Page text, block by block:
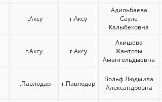
г.Аксу г.Аксу
Адильбаева
Сауле
Калыбековна
г.Аксу г.Аксу
Акишева
Жантоты
Амангельдыевна
г.Павлодар г.Павлодар
Вольф Людмила
Александровна